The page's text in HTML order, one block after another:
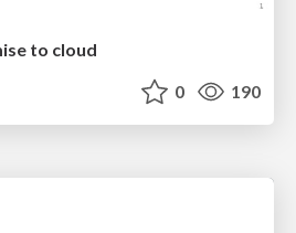
to cloud
0 190